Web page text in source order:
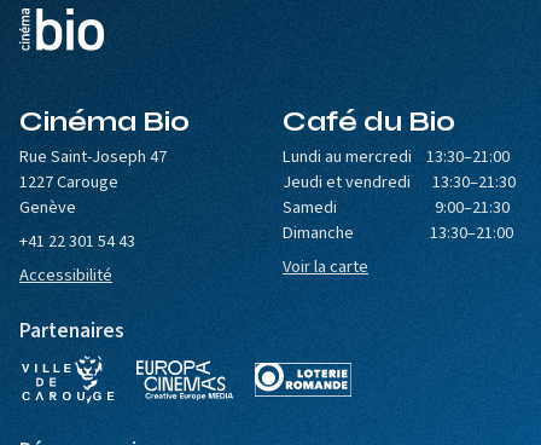
Cinéma Bio
Rue Saint-Joseph 47
1227 Carouge
Genève
+41 22 301 54 43
Accessibilité
Café du Bio
Lundi au mercredi 13:30–21:00
Jeudi et vendredi 13:30–21:30
Samedi 9:00–21:30
Dimanche 13:30–21:00
Voir la carte
Partenaires